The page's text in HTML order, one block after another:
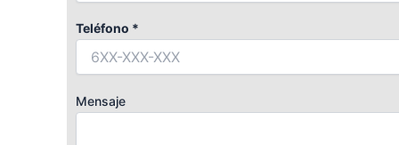
Teléfono *
Mensaje